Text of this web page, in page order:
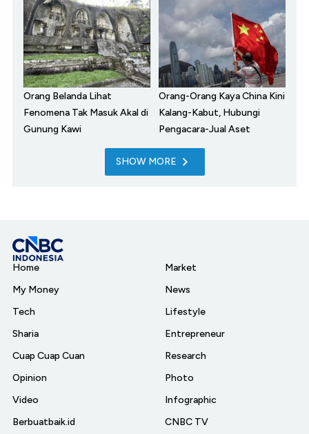
Orang Belanda Lihat
Fenomena Tak Masuk Akal di
Gunung Kawi
Orang-Orang Kaya China Kini
Kalang-Kabut, Hubungi
Pengacara-Jual Aset
SHOW MORE
Home
My Money
Tech
Sharia
Cuap Cuap Cuan
Opinion
Video
Berbuatbaik.id
Market
News
Lifestyle
Entrepreneur
Research
Photo
Infographic
CNBC TV